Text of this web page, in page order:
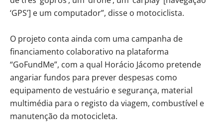
‘GPS’] e um computador”, disse o motociclista.
O projeto conta ainda com uma campanha de
financiamento colaborativo na plataforma
“GoFundMe”, com a qual Horácio Jácomo pretende
angariar fundos para prever despesas como
equipamento de vestuário e segurança, material
multimédia para o registo da viagem, combustível e
manutenção da motocicleta.